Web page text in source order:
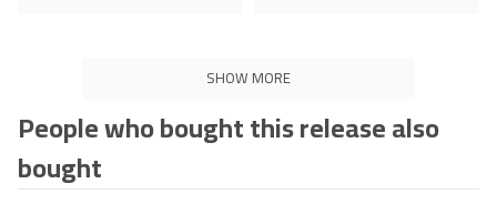
SHOW MORE
People who bought this release also
bought